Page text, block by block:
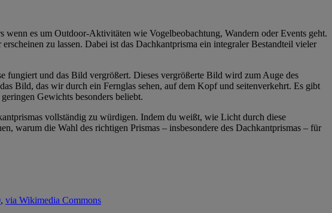
es um Outdoor-Aktivitäten wie Vogelbeobachtung, Wandern oder Events geht.
zu lassen. Dabei ist das Dachkantprisma ein integraler Bestandteil vieler
fungiert und das Bild vergrößert. Dieses vergrößerte Bild wird zum Auge des
Bild, das wir durch ein Fernglas sehen, auf dem Kopf und seitenverkehrt. Es gibt
Gewichts besonders beliebt.
vollständig zu würdigen. Indem du weißt, wie Licht durch diese
warum die Wahl des richtigen Prismas – insbesondere des Dachkantprismas – für
, via Wikimedia Commons